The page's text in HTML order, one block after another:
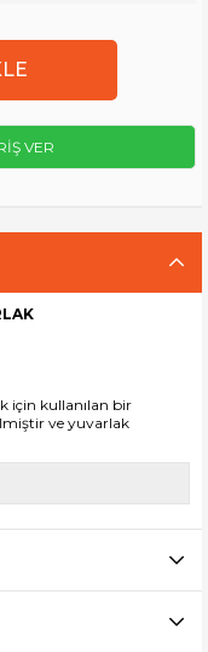
VER
için kullanılan bir
ve yuvarlak